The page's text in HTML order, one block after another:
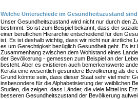
Welche Unterschiede im Gesundheitszustand
Unser Gesundheitszustand wird nicht nur durch den
bestimmt. So ist zum Beispiel bekannt, dass der
einer beruflichen Hierarchie entscheidend für den
ist. Es ist deshalb wichtig, dass wir nicht nur ärztliche
es um Gerechtigkeit bezüglich Gesundheit geht. Es ist
Zusammenhang zwischen dem Wohlstand eines
der Bevölkerung - gemessen zum Beispiel an der
besteht. Aber es existieren auch bemerkenswerte
Kerala eine wesentlich gesündere Bevölkerung als die
Grund könnte sein, dass dieser Staat sehr viel mehr
insbesondere für die Alphabetisierung der weiblichen
Studien, die zeigen, dass Länder, die viele Mittel ins
besseren Gesundheitszustand der Bevölkerung